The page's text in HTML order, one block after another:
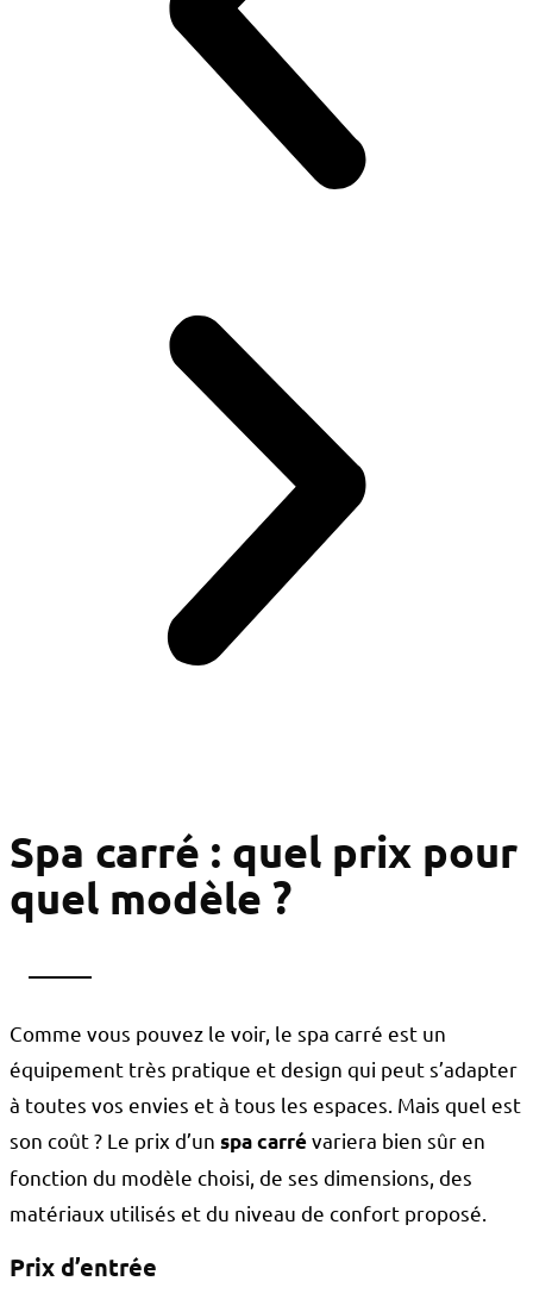
Spa carré : quel prix pour
quel modèle ?
Comme vous pouvez le voir, le spa carré est un
équipement très pratique et design qui peut s’adapter
à toutes vos envies et à tous les espaces. Mais quel est
son coût ? Le prix d’un spa carrévariera bien sûr en
fonction du modèle choisi, de ses dimensions, des
matériaux utilisés et du niveau de confort proposé.
Prix d’entrée